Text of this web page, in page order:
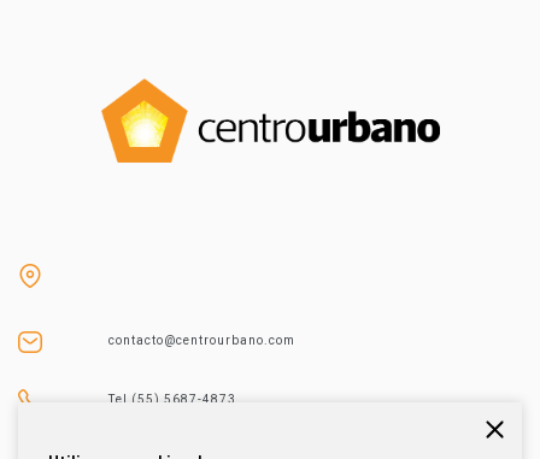
contacto@centrourbano.com
Tel (55) 5687-4873